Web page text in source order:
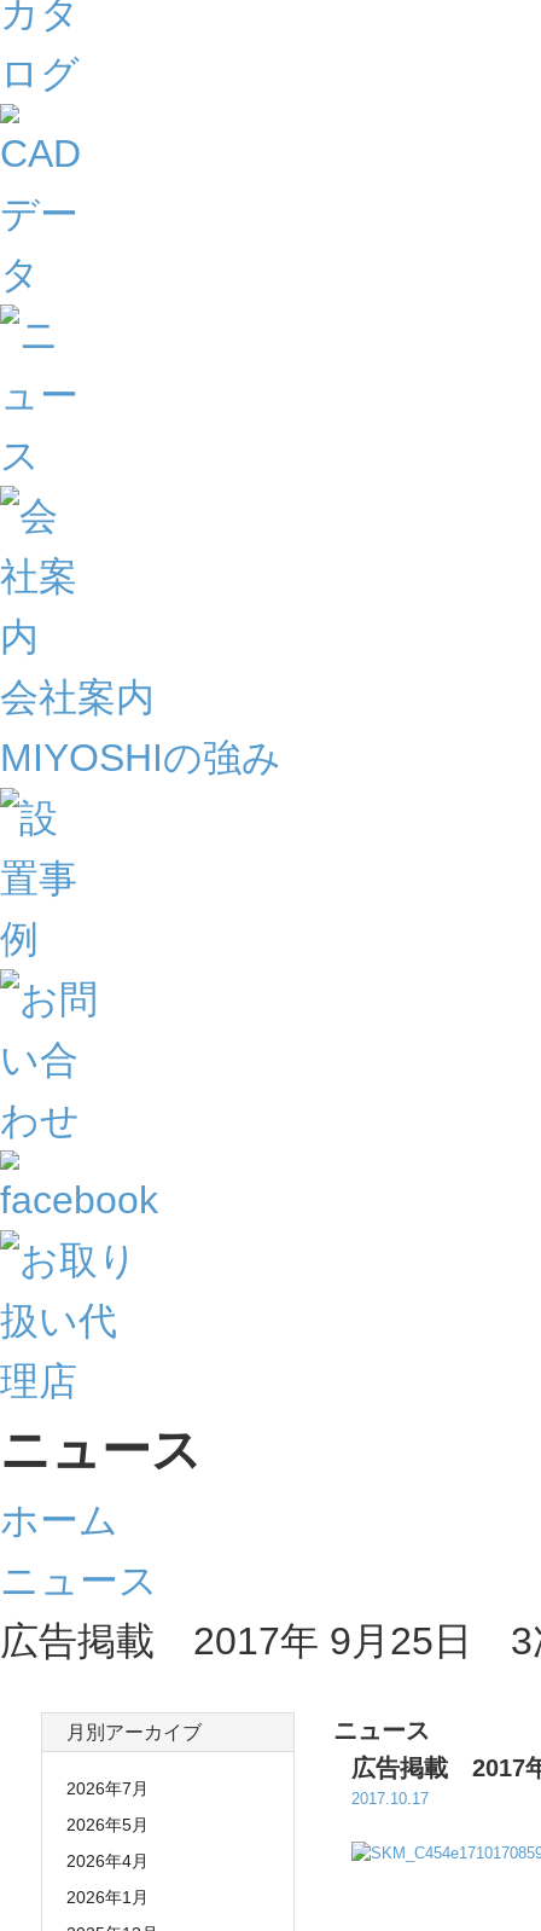
会社案内
MIYOSHIの強み
ニュース
ホーム
ニュース
広告掲載 2017年 9月25日 3
ニュース
広告掲載 2017
2017.10.17
月別アーカイブ
2026年7月
2026年5月
2026年4月
2026年1月